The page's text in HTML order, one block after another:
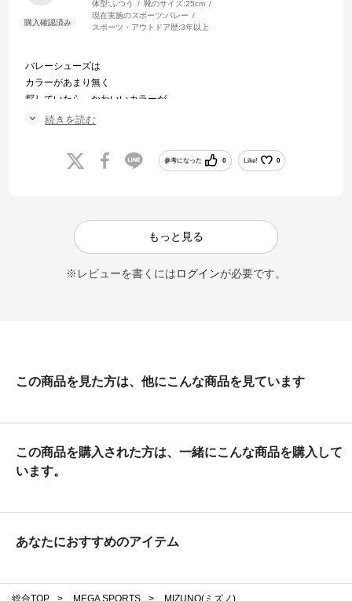
体型:ふつう 靴のサイズ:25cm
現在実施のスポーツ:バレー
スポーツ・アウトドア歴:3年以上
バレーシューズは
カラーがあまり無く
探していたら かわいいカラーが
見つかり いつも 使っている
続きを読む
参考になった 0 Like! 0
もっと見る
※レビューを書くにはログインが必要です。
この商品を見た方は、他にこんな商品を見ています
この商品を購入された方は、一緒にこんな商品を購入して
います。
あなたにおすすめのアイテム
総合TOP > MEGA SPORTS >
MIZUNO(ミズノ)